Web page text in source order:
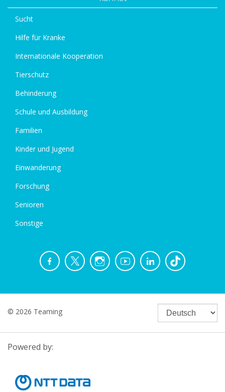
Sucht
Hilfe für Kranke
Internationale Kooperation
Tierschutz
Behinderung
Schule und Ausbildung
Familien
Kinder und Jugend
Einwanderung
Forschung
Senioren
Sonstige
© 2026 Teaming
Powered by: